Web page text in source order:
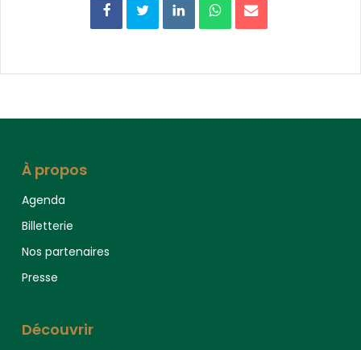
À propos
Agenda
Billetterie
Nos partenaires
Presse
Découvrir